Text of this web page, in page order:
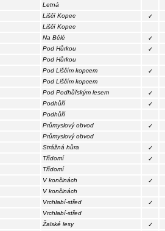
Letná
Liščí Kopec
✓
Liščí Kopec
Na Bělé
✓
Pod Hůrkou
✓
Pod Hůrkou
Pod Liščím kopcem
✓
Pod Liščím kopcem
Pod Podhůřským lesem
✓
Podhůří
✓
Podhůří
Průmyslový obvod
✓
Průmyslový obvod
Strážná hůra
✓
Třídomí
✓
Třídomí
V končinách
✓
V končinách
Vrchlabí-střed
✓
Vrchlabí-střed
Žalské lesy ✓